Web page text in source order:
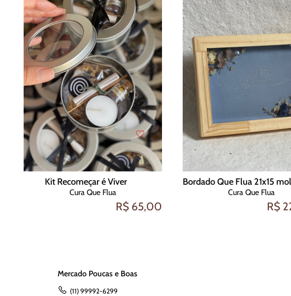
Kit Recomeçar é Viver
Cura Que Flua
R$ 65,00
Cura Que Flua
R$
Mercado Poucas e Boas
(11) 99992-6299